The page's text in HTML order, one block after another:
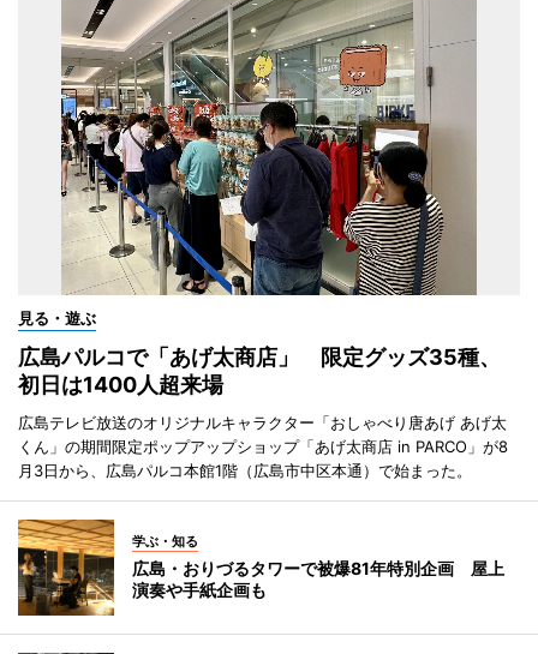
見る・遊ぶ
広島パルコで「あげ太商店」 限定グッズ35種、
初日は1400人超来場
広島テレビ放送のオリジナルキャラクター「おしゃべり唐あげ あげ太
くん」の期間限定ポップアップショップ「あげ太商店 in PARCO」が8
月3日から、広島パルコ本館1階（広島市中区本通）で始まった。
学ぶ・知る
広島・おりづるタワーで被爆81年特別企画 屋上
演奏や手紙企画も